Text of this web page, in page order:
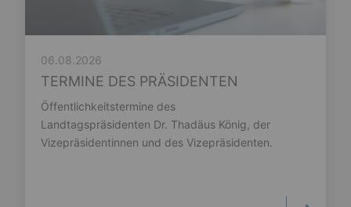
06.08.2026
TERMINE DES PRÄSIDENTEN
Öffentlichkeitstermine des
Landtagspräsidenten Dr. Thadäus König, der
Vizepräsidentinnen und des Vizepräsidenten.